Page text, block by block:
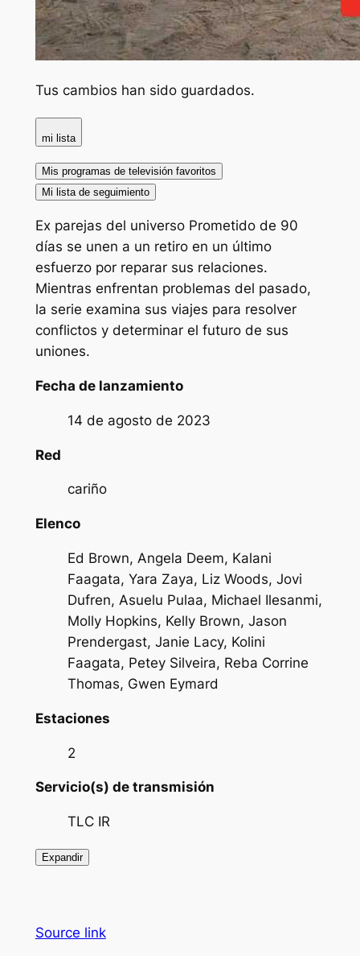
Tus cambios han sido guardados.
mi lista
Mis programas de televisión favoritos
Mi lista de seguimiento
Ex parejas del universo Prometido de 90
días se unen a un retiro en un último
esfuerzo por reparar sus relaciones.
Mientras enfrentan problemas del pasado,
la serie examina sus viajes para resolver
conflictos y determinar el futuro de sus
uniones.
Fecha de lanzamiento
14 de agosto de 2023
Red
cariño
Elenco
Ed Brown, Angela Deem, Kalani
Faagata, Yara Zaya, Liz Woods, Jovi
Dufren, Asuelu Pulaa, Michael Ilesanmi,
Molly Hopkins, Kelly Brown, Jason
Prendergast, Janie Lacy, Kolini
Faagata, Petey Silveira, Reba Corrine
Thomas, Gwen Eymard
Estaciones
2
Servicio(s) de transmisión
TLC IR
Expandir
Source link